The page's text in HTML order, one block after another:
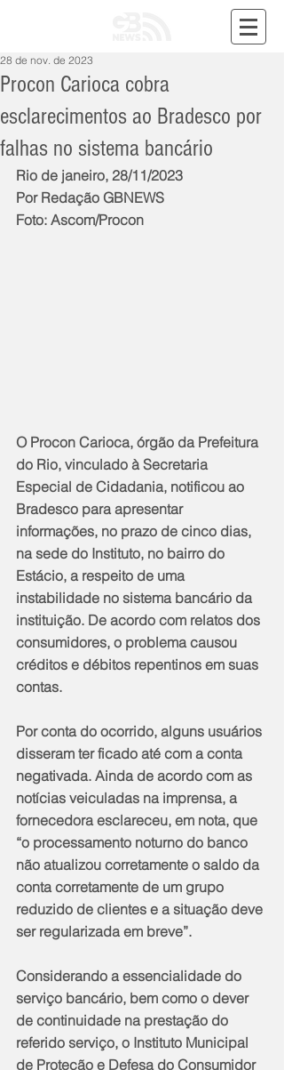
Procon Carioca cobra
esclarecimentos ao Bradesco por
falhas no sistema bancário
28 de nov. de 2023
Rio de janeiro, 28/11/2023
Por Redação GBNEWS
Foto: Ascom/Procon
O Procon Carioca, órgão da Prefeitura
do Rio, vinculado à Secretaria
Especial de Cidadania, notificou ao
Bradesco para apresentar
informações, no prazo de cinco dias,
na sede do Instituto, no bairro do
Estácio, a respeito de uma
instabilidade no sistema bancário da
instituição. De acordo com relatos dos
consumidores, o problema causou
créditos e débitos repentinos em suas
contas.
Por conta do ocorrido, alguns usuários
disseram ter ficado até com a conta
negativada. Ainda de acordo com as
notícias veiculadas na imprensa, a
fornecedora esclareceu, em nota, que
“o processamento noturno do banco
não atualizou corretamente o saldo da
conta corretamente de um grupo
reduzido de clientes e a situação deve
ser regularizada em breve”.
Considerando a essencialidade do
serviço bancário, bem como o dever
de continuidade na prestação do
referido serviço, o Instituto Municipal
de Proteção e Defesa do Consumidor